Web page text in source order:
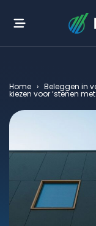
Home › Beleggen in
kiezen voor ‘stenen met